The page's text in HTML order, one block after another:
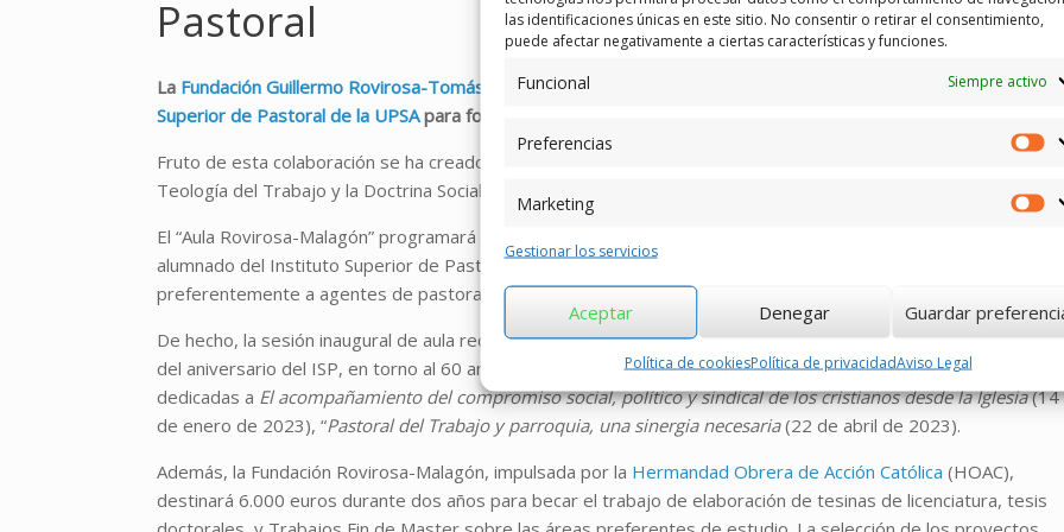
las identificaciones únicas en este sitio. No consentir o retirar el consentimiento,
puede afectar negativamente a ciertas características y funciones.
Funcional Siempre activo
Preferencias
Marketing
Gestionar los servicios
Aceptar Denegar Guardar
Política de cookiesPolítica de privacidadAviso Legal
Pastoral
La Fundación Guillermo Rovirosa-Tomás Malagónha suscrito un convenio de colaboración con el
Instituto
Superior de Pastoral de la UPSApara fomentar la formación e investigación teológica en cuestiones sociales.
Fruto de esta colaboración se ha creado el “Aula Rovirosa-Malagón” para fomentar el debate y la difusión de la
Teología del Trabajo y la Doctrina Social de la Iglesia, a través de conferencias y mesas redondas.
El “Aula Rovirosa-Malagón” programará actividades con un perfil más académico, dirigidas fundamentalmente al
alumnado del Instituto Superior de Pastoral (ISP), pero también otras más abiertas orientadas
preferentemente a agentes de pastoral.
De hecho, la sesión inaugural de aula recién creada se celebrará el próximo 15 de octubre de 2022, con
del aniversario del ISP, en torno al 60 aniversario del Concilio Vaticano II. Las otras jornadas abiertas estarán
dedicadas a El acompañamiento del compromiso social, político y sindical de los cristianos desde la Iglesia(14
de enero de 2023), “Pastoral del Trabajo y parroquia, una sinergia necesaria(22 de abril de 2023).
Además, la Fundación Rovirosa-Malagón, impulsada por la Hermandad Obrera de Acción Católica (HOAC),
destinará 6.000 euros durante dos años para becar el trabajo de elaboración de tesinas de licenciatura, tesis